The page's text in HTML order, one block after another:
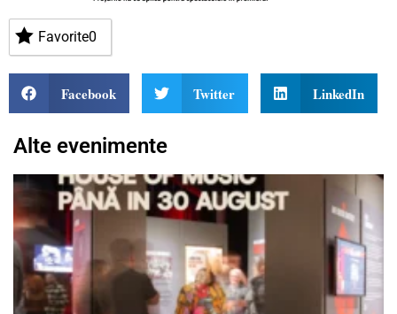
Favorite0
Facebook Twitter LinkedIn
Alte evenimente